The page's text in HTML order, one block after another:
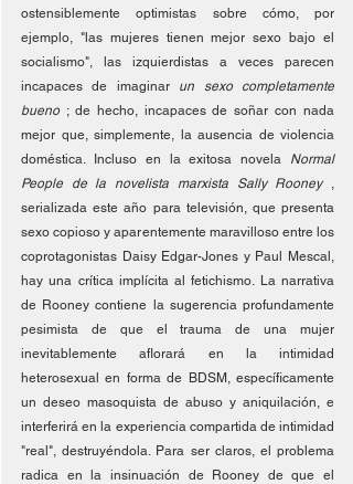
ostensiblemente optimistas sobre cómo, por
ejemplo, "las mujeres tienen mejor sexo bajo el
socialismo", las izquierdistas a veces parecen
incapaces de imaginar un sexo completamente
bueno ; de hecho, incapaces de soñar con nada
mejor que, simplemente, la ausencia de violencia
doméstica. Incluso en la exitosa novela Normal
People de la novelista marxista Sally Rooney ,
serializada este año para televisión, que presenta
sexo copioso y aparentemente maravilloso entre los
coprotagonistas Daisy Edgar-Jones y Paul Mescal,
hay una crítica implícita al fetichismo. La narrativa
de Rooney contiene la sugerencia profundamente
pesimista de que el trauma de una mujer
inevitablemente aflorará en la intimidad
heterosexual en forma de BDSM, específicamente
un deseo masoquista de abuso y aniquilación, e
interferirá en la experiencia compartida de intimidad
"real", destruyéndola. Para ser claros, el problema
radica en la insinuación de Rooney de que el